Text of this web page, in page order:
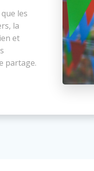
les
la
et
partage.